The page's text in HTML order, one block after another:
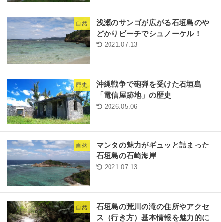
自然
浅瀬のサンゴが広がる石垣島のや
どかりビーチでシュノーケル！
2021.07.13
歴史
沖縄戦争で砲弾を受けた石垣島
「電信屋跡地」の歴史
2026.05.06
自然
マンタの魅力がギュッと詰まった
石垣島の石崎海岸
2021.07.13
自然
石垣島の荒川の滝の住所やアクセ
ス（行き方）基本情報を魅力的に